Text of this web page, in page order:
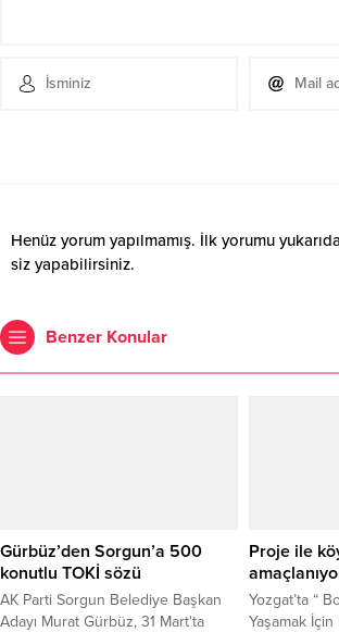
Henüz yorum yapılmamış. İlk yorumu
siz yapabilirsiniz.
Benzer Konular
Gürbüz’den Sorgun’a 500
konutlu TOKİ sözü
AK Parti Sorgun Belediye Başkan
Adayı Murat Gürbüz, 31 Mart'ta
Proje ile
Yozgat’ta “
Yaşamak